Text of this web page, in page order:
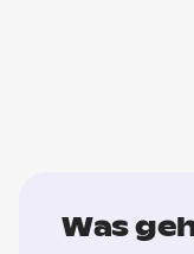
Was